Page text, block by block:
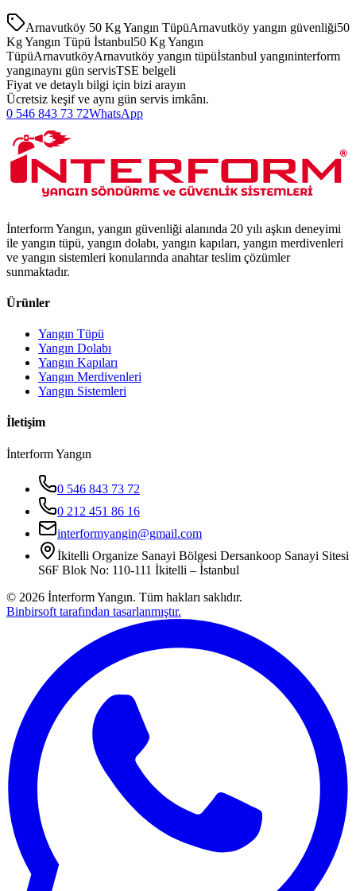
Arnavutköy 50 Kg Yangın TüpüArnavutköy yangın güvenliği50
Kg Yangın Tüpü İstanbul50 Kg Yangın
TüpüArnavutköyArnavutköy yangın tüpüİstanbul yangıninterform
yangınaynı gün servisTSE belgeli
Fiyat ve detaylı bilgi için bizi arayın
Ücretsiz keşif ve aynı gün servis imkânı.
0 546 843 73 72WhatsApp
İnterform Yangın, yangın güvenliği alanında 20 yılı aşkın deneyimi
ile yangın tüpü, yangın dolabı, yangın kapıları, yangın merdivenleri
ve yangın sistemleri konularında anahtar teslim çözümler
sunmaktadır.
Ürünler
Yangın Tüpü
Yangın Dolabı
Yangın Kapıları
Yangın Merdivenleri
Yangın Sistemleri
İletişim
İnterform Yangın
0 546 843 73 72
0 212 451 86 16
interformyangin@gmail.com
İkitelli Organize Sanayi Bölgesi Dersankoop Sanayi Sitesi
S6F Blok No: 110-111 İkitelli – İstanbul
© 2026 İnterform Yangın. Tüm hakları saklıdır.
Binbirsoft tarafından tasarlanmıştır.